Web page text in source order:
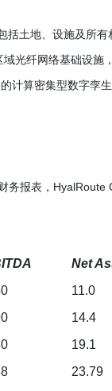
括土地、设施及所
光纤网络基础设
计算密集型数字孪
务报表，
Net
11.0
14.4
19.1
23.79